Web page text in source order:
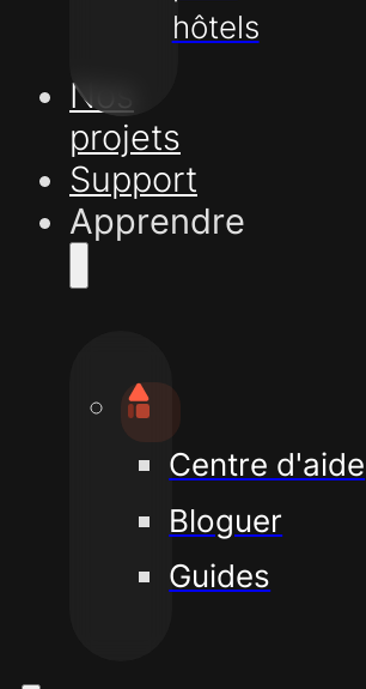
hôtels
Nos
projets
Support
Apprendre
Centre d'aide
Bloguer
Guides